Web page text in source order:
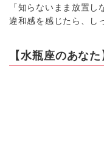
「知らないまま放置し
違和感を感じたら、し
【水瓶座のあ